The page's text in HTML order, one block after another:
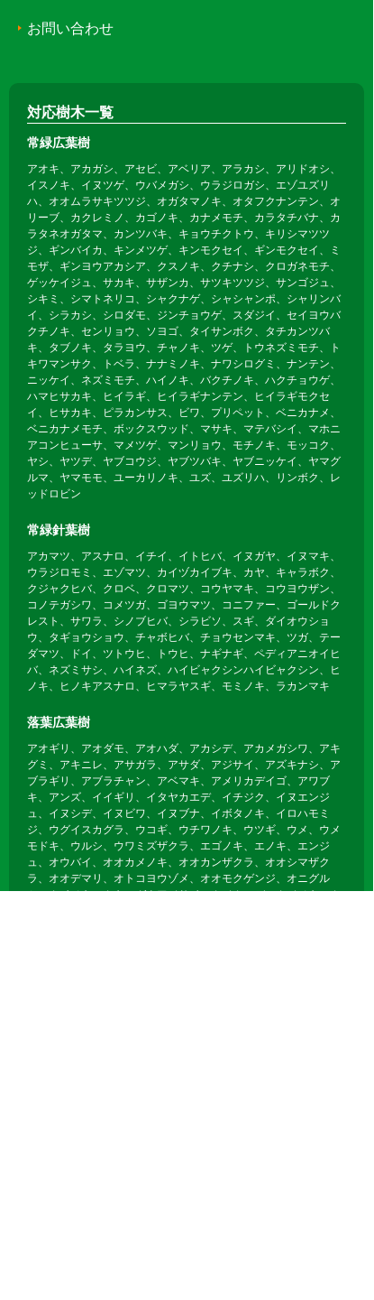
お問い合わせ
対応樹木一覧
常緑広葉樹
アオキ、アカガシ、アセビ、アベリア、アラカシ、アリドオシ、
イスノキ、イヌツゲ、ウバメガシ、ウラジロガシ、エゾユズリ
ハ、オオムラサキツツジ、オガタマノキ、オタフクナンテン、オ
リーブ、カクレミノ、カゴノキ、カナメモチ、カラタチバナ、カ
ラタネオガタマ、カンツバキ、キョウチクトウ、キリシマツツ
ジ、ギンバイカ、キンメツゲ、キンモクセイ、ギンモクセイ、ミ
モザ、ギンヨウアカシア、クスノキ、クチナシ、クロガネモチ、
ゲッケイジュ、サカキ、サザンカ、サツキツツジ、サンゴジュ、
シキミ、シマトネリコ、シャクナゲ、シャシャンポ、シャリンバ
イ、シラカシ、シロダモ、ジンチョウゲ、スダジイ、セイヨウバ
クチノキ、センリョウ、ソヨゴ、タイサンボク、タチカンツバ
キ、タブノキ、タラヨウ、チャノキ、ツゲ、トウネズミモチ、ト
キワマンサク、トベラ、ナナミノキ、ナワシログミ、ナンテン、
ニッケイ、ネズミモチ、ハイノキ、バクチノキ、ハクチョウゲ、
ハマヒサカキ、ヒイラギ、ヒイラギナンテン、ヒイラギモクセ
イ、ヒサカキ、ピラカンサス、ビワ、プリペット、ベニカナメ、
ベニカナメモチ、ボックスウッド、マサキ、マテバシイ、マホニ
アコンヒューサ、マメツゲ、マンリョウ、モチノキ、モッコク、
ヤシ、ヤツデ、ヤブコウジ、ヤブツバキ、ヤブニッケイ、ヤマグ
ルマ、ヤマモモ、ユーカリノキ、ユズ、ユズリハ、リンボク、レ
ッドロビン
常緑針葉樹
アカマツ、アスナロ、イチイ、イトヒバ、イヌガヤ、イヌマキ、
ウラジロモミ、エゾマツ、カイヅカイブキ、カヤ、キャラボク、
クジャクヒバ、クロベ、クロマツ、コウヤマキ、コウヨウザン、
コノテガシワ、コメツガ、ゴヨウマツ、コニファー、ゴールドク
レスト、サワラ、シノブヒバ、シラビソ、スギ、ダイオウショ
ウ、タギョウショウ、チャボヒバ、チョウセンマキ、ツガ、テー
ダマツ、ドイ、ツトウヒ、トウヒ、ナギナギ、ペディアニオイヒ
バ、ネズミサシ、ハイネズ、ハイビャクシンハイビャクシン、ヒ
ノキ、ヒノキアスナロ、ヒマラヤスギ、モミノキ、ラカンマキ
落葉広葉樹
アオギリ、アオダモ、アオハダ、アカシデ、アカメガシワ、アキ
グミ、アキニレ、アサガラ、アサダ、アジサイ、アズキナシ、ア
ブラギリ、アブラチャン、アベマキ、アメリカデイゴ、アワブ
キ、アンズ、イイギリ、イタヤカエデ、イチジク、イヌエンジ
ュ、イヌシデ、イヌビワ、イヌブナ、イボタノキ、イロハモミ
ジ、ウグイスカグラ、ウコギ、ウチワノキ、ウツギ、ウメ、ウメ
モドキ、ウルシ、ウワミズザクラ、エゴノキ、エノキ、エンジ
ュ、オウバイ、オオカメノキ、オオカンザクラ、オオシマザク
ラ、オオデマリ、オトコヨウゾメ、オオモクゲンジ、オニグル
ミ、カイノキ、カキ、ガクアジサイ、カジカエデ、カジノキ、カ